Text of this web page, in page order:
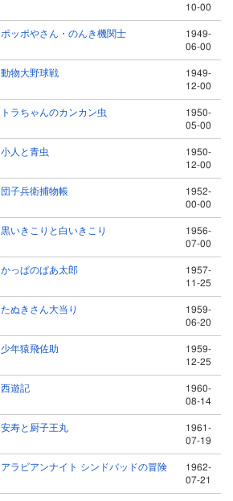
10-00
ポッポやさん・のんき機関士
1949-
06-00
動物大野球戦
1949-
12-00
トラちゃんのカンカン虫
1950-
05-00
小人と青虫
1950-
12-00
団子兵衛捕物帳
1952-
00-00
黒いきこりと白いきこり
1956-
07-00
かっぱのぱあ太郎
1957-
11-25
たぬきさん大当り
1959-
06-20
少年猿飛佐助
1959-
12-25
西遊記
1960-
08-14
安寿と厨子王丸
1961-
07-19
アラビアンナイト シンドバッドの冒険
1962-
07-21